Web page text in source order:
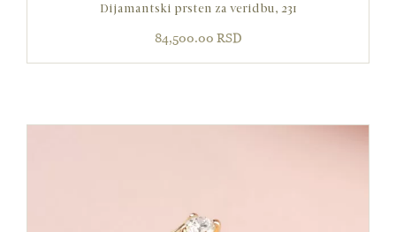
Dijamantski prsten za veridbu, 231
84,500.00 RSD